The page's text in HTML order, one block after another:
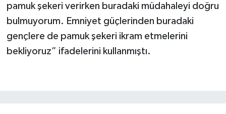
pamuk şekeri verirken buradaki müdahaleyi doğru
bulmuyorum. Emniyet güçlerinden buradaki
gençlere de pamuk şekeri ikram etmelerini
bekliyoruz” ifadelerini kullanmıştı.